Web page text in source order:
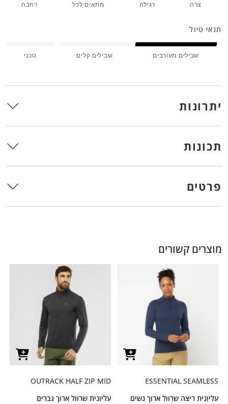
צרה רגילה מתאים לכל רחבה
תנאי טיול
שבילים מעורבים שבילים קלים טכני
יתרונות
תכונות
פרטים
מוצרים קשורים
ESSENTIAL SEAMLESS
עליונית ריצה שרוול ארוך נשים
OUTRACK HALF ZIP MID
עליונית שרוול ארוך גברים